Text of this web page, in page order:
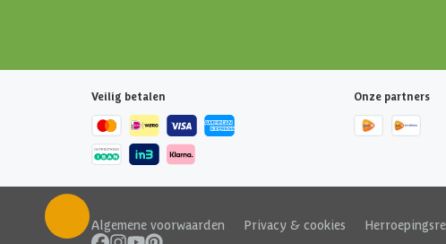
Veilig betalen Onze partners
Algemene voorwaarden Privacy & cookies